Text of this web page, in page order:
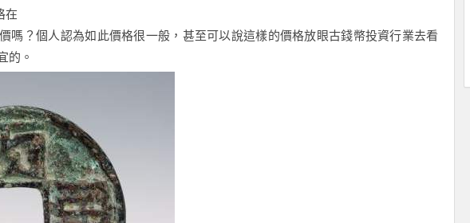
在
嗎？個人認為如此價格很一般，甚至可以說這樣的價格放眼古錢幣投資行業去看
的。